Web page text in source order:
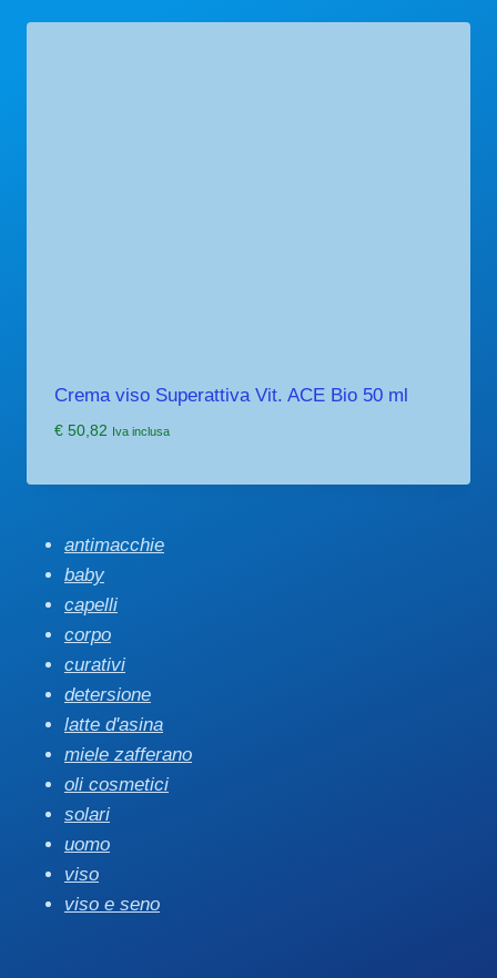
Crema viso Superattiva Vit. ACE Bio 50 ml
€50,82 Iva inclusa
antimacchie
baby
capelli
corpo
curativi
detersione
latte d'asina
miele zafferano
oli cosmetici
solari
uomo
viso
viso e seno